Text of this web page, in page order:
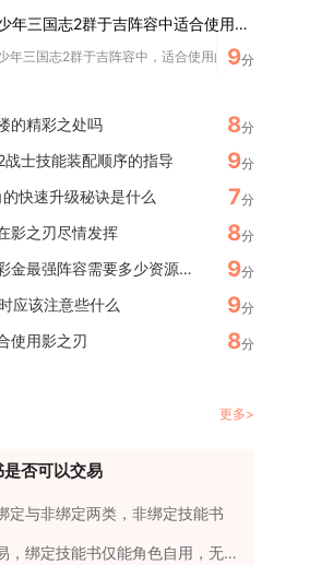
少年三国志2群于吉阵容中适合使用哪些主将技能
年三国志2群于吉阵容中，适合使用的主将技能以控场
9分
的精彩之处吗 8分
士技能装配顺序的指导 9分
快速升级秘诀是什么 7分
影之刃尽情发挥 8分
少年三国志吴国彩金最强阵容需要多少资源来培养 9分
应该注意些什么 9分
使用影之刃 8分
更多>
否可以交易
定与非绑定两类，非绑定技能书
，绑定技能书仅能角色自用，无